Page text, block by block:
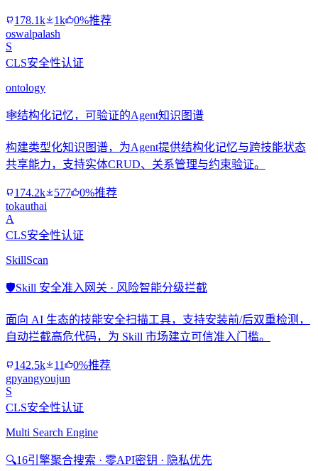
178.1k 1k
0%推荐
oswalpalash
S
CLS安全性认证
ontology
🕸️结构化记忆，可验证的Agent知识图谱
构建类型化知识图谱，为Agent提供结构化记忆与跨技能状态
共享能力，支持实体CRUD、关系管理与约束验证。
174.2k 577
0%推荐
tokauthai
A
CLS安全性认证
SkillScan
🛡️Skill 安全准入网关 · 风险智能分级拦截
面向 AI 生态的技能安全扫描工具，支持安装前/后双重检测，
自动拦截高危代码，为 Skill 市场建立可信准入门槛。
142.5k 11
0%推荐
gpyangyoujun
S
CLS安全性认证
Multi Search Engine
🔍16引擎聚合搜索 · 零API密钥 · 隐私优先